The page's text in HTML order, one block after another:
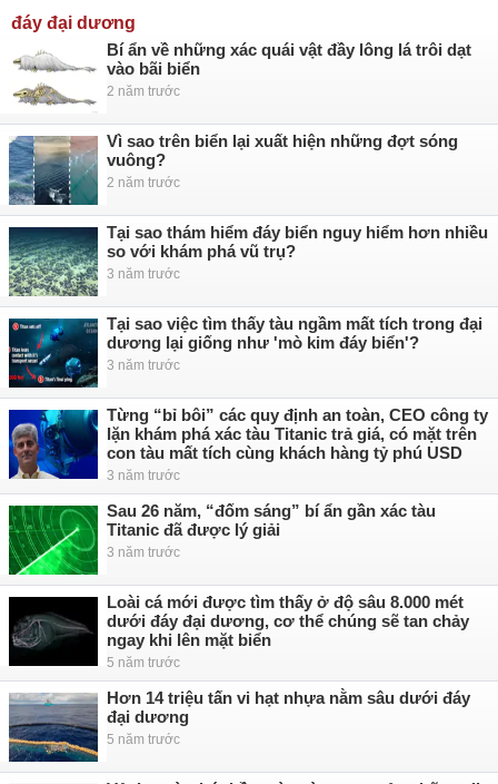
đáy đại dương
Bí ẩn về những xác quái vật đầy lông lá trôi dạt
vào bãi biển
2 năm trước
Vì sao trên biển lại xuất hiện những đợt sóng
vuông?
2 năm trước
Tại sao thám hiểm đáy biển nguy hiểm hơn nhiều
so với khám phá vũ trụ?
3 năm trước
Tại sao việc tìm thấy tàu ngầm mất tích trong đại
dương lại giống như 'mò kim đáy biển'?
3 năm trước
Từng “bỉ bôi” các quy định an toàn, CEO công ty
lặn khám phá xác tàu Titanic trả giá, có mặt trên
con tàu mất tích cùng khách hàng tỷ phú USD
3 năm trước
Sau 26 năm, “đốm sáng” bí ẩn gần xác tàu
Titanic đã được lý giải
3 năm trước
Loài cá mới được tìm thấy ở độ sâu 8.000 mét
dưới đáy đại dương, cơ thể chúng sẽ tan chảy
ngay khi lên mặt biển
5 năm trước
Hơn 14 triệu tấn vi hạt nhựa nằm sâu dưới đáy
đại dương
5 năm trước